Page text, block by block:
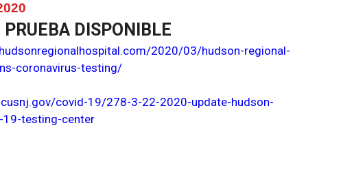
PRUEBA DISPONIBLE
2020/03/hudson-regional-
coronavirus-testing/
covid-19/278-3-22-2020-update-hudson-
19-testing-center